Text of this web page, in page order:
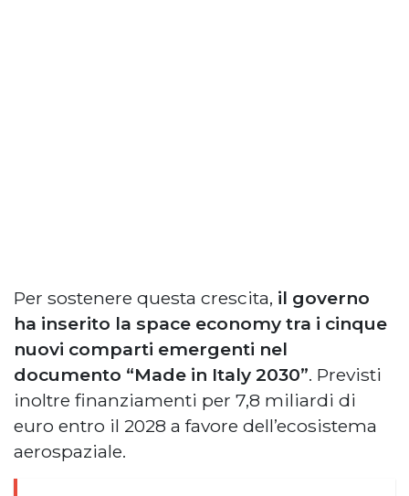
Per sostenere questa crescita, il governo
ha inserito la space economy tra i cinque
nuovi comparti emergenti nel
documento “Made in Italy 2030”. Previsti
inoltre finanziamenti per 7,8 miliardi di
euro entro il 2028 a favore dell’ecosistema
aerospaziale.